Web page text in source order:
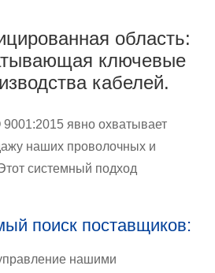
область:
ключевые
кабелей.
явно охватывает
наших проволочных и
системный подход
поиск поставщиков:
нашими